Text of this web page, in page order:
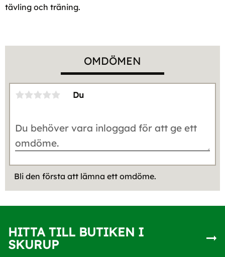
tävling och träning.
OMDÖMEN
Du
Bli den första att lämna ett omdöme.
HITTA TILL BUTIKEN I
SKURUP